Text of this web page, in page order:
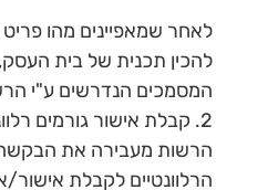
לאחר שמאפיינים מהו פריט
להכין תכנית של בית
המסמכים הנדרשים ע"י
2. קבלת אישור גורמים
הרשות מעבירה את הבקשה
הרלוונטיים לקבלת